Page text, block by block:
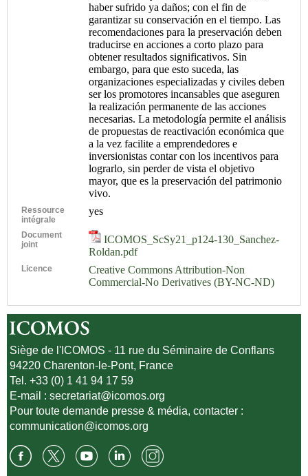
haber sufrido ya daños; con el fin de
garantizar su conservación en el tiempo. Las
recomendaciones para la preservación deben
traducirse en acciones a corto plazo para
obtener resultados significativos. Sin
embargo, para que esto suceda, las
organizaciones especializadas y civiles deben
ser los promotores incansables que aseguren
la realización permanente de las acciones
necesarias. La metodología permite el análisis
de propuestas de reactivación económica que
a la vez facilite a emprendedores e
inversionistas contar con los incentivos para
lograrlo, sin perder de vista el objetivo
mayor, que es la preservación del patrimonio
vivo.
Ressource
intégrale
yes
Document
joint
ICOMOS_ScSy21_p124-130_Sanchez-
Roldan.pdf
Licence
Creative Commons Attribution-Non
Commercial-No Derivatives (BY-NC-ND)
Siège de l'ICOMOS - 11 rue du Séminaire de Conflans
94220 Charenton-le-Pont, France
Tel. +33 (0) 1 41 94 17 59
E-mail :secretariat@icomos.org
Pour toute demande presse & média, contacter :
communication@icomos.org